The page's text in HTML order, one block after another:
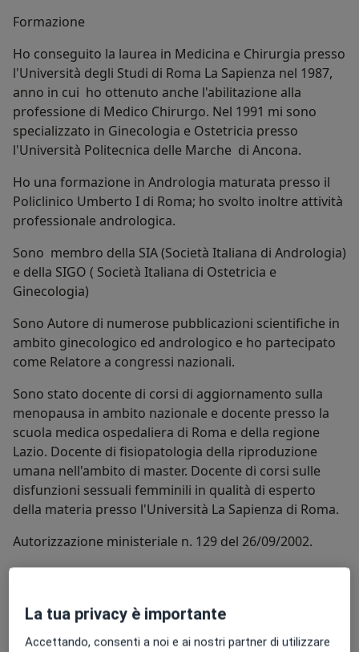
Formazione
Ho conseguito la laurea in Medicina e Chirurgia presso
l'Università degli Studi di Roma La Sapienza nel 1987,
anno in cui ho ottenuto anche l'abilitazione alla
professione di Medico Chirurgo. Nel 1991 mi sono
specializzato in Ginecologia e Ostetricia presso
l'Università Politecnica delle Marche di Ancona.
Ho una formazione in Andrologia maturata presso il
Policlinico Umberto I di Roma; ho svolto inoltre attività
professionale andrologica.
Sono membro della SIA (Società Italiana di Andrologia)
e della SIGO ( Società Italiana di Ostetricia e
Ginecologia)
Sono Autore di numerose pubblicazioni scientifiche in
ambito ginecologico ed andrologico e ho partecipato
come Relatore a congressi nazionali.
Sono stato docente di corsi di aggiornamento sulla
menopausa in ambito nazionale e docente presso la
scuola medica ospedaliera di Roma e della regione
Lazio. Docente di fisiopatologia della riproduzione
umana nell'ambito di master. Docente di corsi sulle
disfunzioni sessuali femminili in qualità di esperto
della materia presso l'Università La Sapienza di Roma.
Autorizzazione ministeriale n. 129 del 26/09/2002.
AltroSu di me
Urologia
Biotecnologie mediche
La tua privacy è importante
Accettando, consenti a noi e ai nostri partner di utilizzare